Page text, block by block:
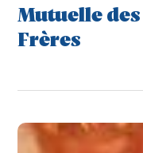
Mutuelle
Frères